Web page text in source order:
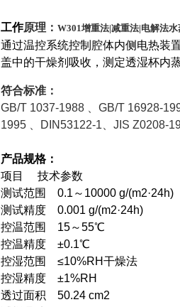
工作原理： W301增重法|减重法|电解法
通过温控系统控制腔体内侧电热装
盖中的干燥剂吸收，测定透湿杯内
符合标准：
GB/T 1037-1988
、GB/T 16928-
1995 、DIN53122-1、JIS Z0208-
产品规格：
项目 技术参数
测试范围 0.1～10000 g/(m2·24h)
测试精度 0.001 g/(m2·24h)
控温范围 15～55℃
控温精度 ±0.1℃
控湿范围 ≤10%RH干燥法
控湿精度 ±1%RH
透过面积 50.24 cm2